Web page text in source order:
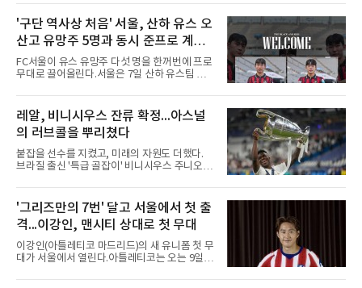
비판이 홍 전 감독에게 집중됐지만 경찰의 시선
은 다른 곳을 향한다. 성적 부진과 별개로 선임
과정에 부당함이 있었는지가 수사의 본류다.7일
연합뉴스 취재를 종합하면 서울경찰청 광역수사
단 금융범죄수사대는 전날 축구협회 사무실 등
을 압수수색해 감독 선임 관련 자료를 다수 확보
했다. 특히 감독 후보를 검토해 이사회에 추천하
독을 1순위 후보로 정하고 검증한 과정, 이사회
의 최종 승인 경위를 살
'구단 역사상 처음' 서울, 산하 유스 오
산고 유망주 5명과 동시 준프로 계
약...ACL2 겨냥
FC서울이 유스 유망주 다섯 명을 한꺼번에 프로
무대로 끌어올린다.서울은 7일 산하 유스팀 서
다고 밝혔다. 한 번에 다섯 명과 계약한 것은 구
단 역사상 처음으로, 3학년 김강준·신지섭·이서
현·정현웅과 2학년 정하원이 대상이다.오산고의
성적이 배경이 됐다. 올 시즌 백운기 전국 고등학
교 축구대회와 코리아풋볼파크 U-18 챔피언스
컵, K리그 U-17 챔피언십을 잇달아 제패했다.시
기도 맞물렸다. 서울은 9월 시작하는 아시아축
무대 경험을 주려 했다.면면도 다양하다. 측면 공
격수 정현웅은 돌파력이
레알, 비니시우스 잔류 확정...아스널
의 러브콜을 뿌리쳤다
붙잡을 선수를 지켰고, 미래의 자원도 더했다.
브라질 출신 '특급 골잡이' 비니시우스 주니오르
이어간다.스페인 프로축구 프리메라리가 '거함'
레알 마드리드는 7일(한국시간) 비니시우스와
2032년 6월 30일까지 유효한 6년 연장 계약에
합의했다고 공식 발표했다. 비니시우스는 재계
약 확정 후 사회관계망서비스(SNS)에 베르나베
우에서의 8년은 너무 짧다며, 앞으로 6년, 그리
고 영원히 함께하겠다고 애정을 드러냈다.성사
'그리즈만의 7번' 달고 서울에서 첫 출
격...이강인, 맨시티 상대로 첫 무대
이강인(아틀레티코 마드리드)의 새 유니폼 첫 무
대가 서울에서 열린다.아틀레티코는 오는 9일
와 2026 쿠팡플레이 시리즈 친선 경기를 치른다.